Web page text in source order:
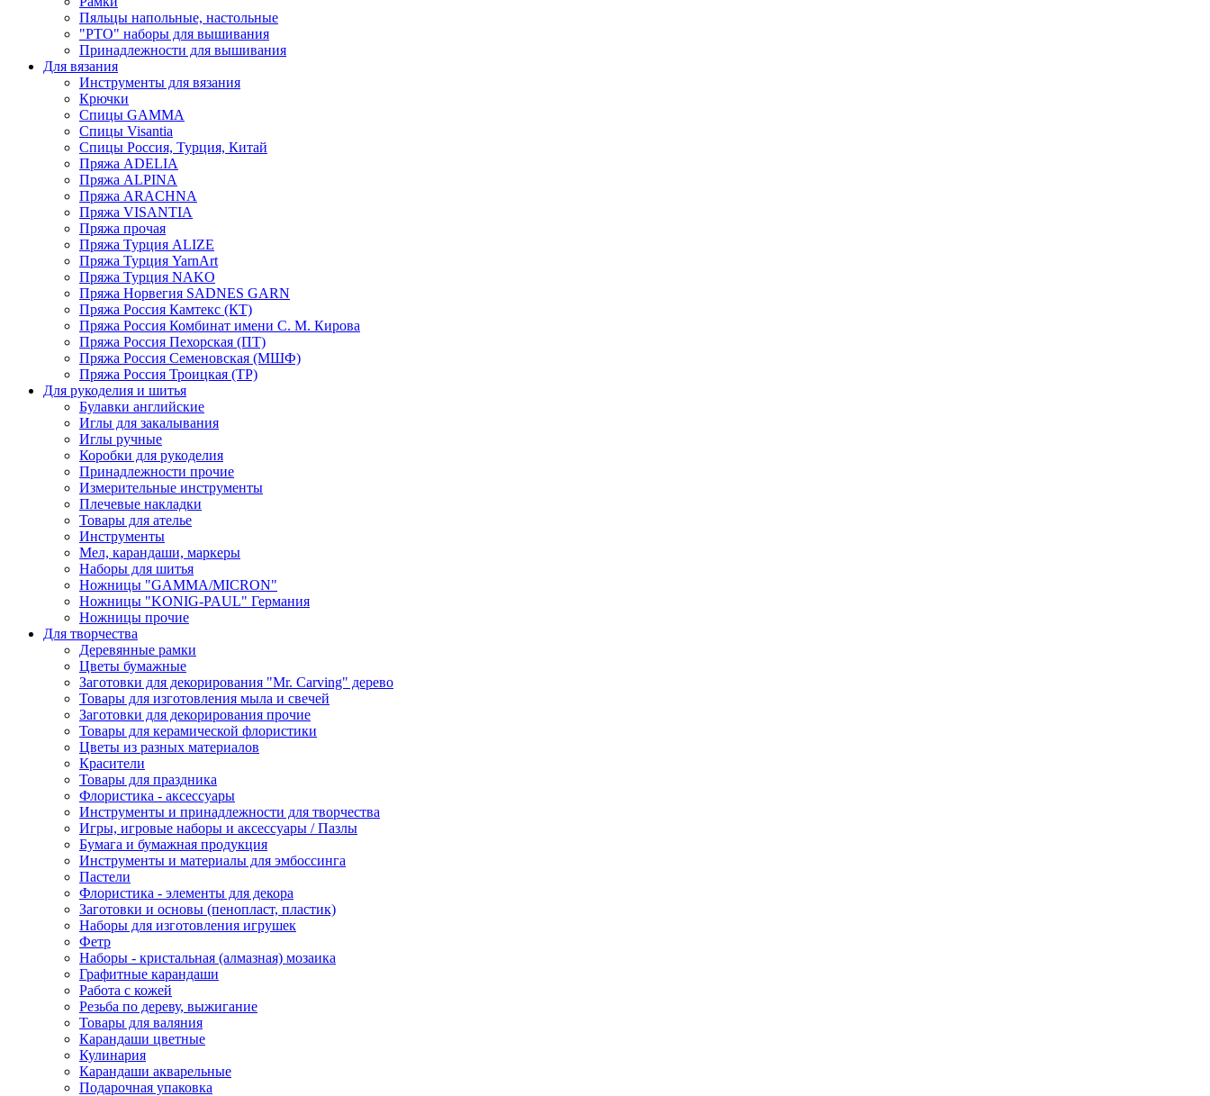
Пяльцы напольные, настольные
"РТО" наборы для вышивания
Принадлежности для вышивания
Для вязания
Инструменты для вязания
Крючки
Спицы GAMMA
Спицы Visantia
Спицы Россия, Турция, Китай
Пряжа ADELIA
Пряжа ALPINA
Пряжа ARACHNA
Пряжа VISANTIA
Пряжа прочая
Пряжа Турция ALIZE
Пряжа Турция YarnArt
Пряжа Турция NAKO
Пряжа Норвегия SADNES GARN
Пряжа Россия Камтекс (КТ)
Пряжа Россия Комбинат имени С. М. Кирова
Пряжа Россия Пехорская (ПТ)
Пряжа Россия Семеновская (МШФ)
Пряжа Россия Троицкая (ТР)
Для рукоделия и шитья
Булавки английские
Иглы для закалывания
Иглы ручные
Коробки для рукоделия
Принадлежности прочие
Измерительные инструменты
Плечевые накладки
Товары для ателье
Инструменты
Мел, карандаши, маркеры
Наборы для шитья
Ножницы "GAMMA/MICRON"
Ножницы "KONIG-PAUL" Германия
Ножницы прочие
Для творчества
Деревянные рамки
Цветы бумажные
Заготовки для декорирования "Mr. Carving" дерево
Товары для изготовления мыла и свечей
Заготовки для декорирования прочие
Товары для керамической флористики
Цветы из разных материалов
Красители
Товары для праздника
Флористика - аксессуары
Инструменты и принадлежности для творчества
Игры, игровые наборы и аксессуары / Пазлы
Бумага и бумажная продукция
Инструменты и материалы для эмбоссинга
Пастели
Флористика - элементы для декора
Заготовки и основы (пенопласт, пластик)
Наборы для изготовления игрушек
Фетр
Наборы - кристальная (алмазная) мозаика
Графитные карандаши
Работа с кожей
Резьба по дереву, выжигание
Товары для валяния
Карандаши цветные
Кулинария
Карандаши акварельные
Подарочная упаковка